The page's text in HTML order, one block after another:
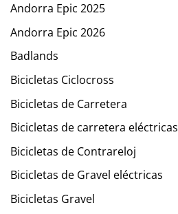
Andorra Epic 2025
Andorra Epic 2026
Badlands
Bicicletas Ciclocross
Bicicletas de Carretera
Bicicletas de carretera eléctricas
Bicicletas de Contrareloj
Bicicletas de Gravel eléctricas
Bicicletas Gravel